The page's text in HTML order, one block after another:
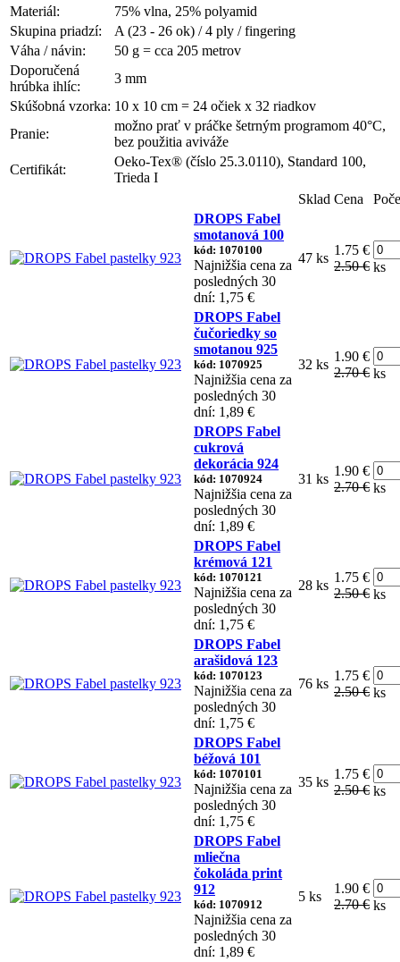
Materiál:
75% vlna, 25% polyamid
Skupina priadzí:
A (23 - 26 ok) / 4 ply / fingering
Váha / návin:
50 g = cca 205 metrov
Doporučená
hrúbka ihlíc:
3 mm
Skúšobná vzorka: 10 x 10 cm = 24 očiek x 32 riadkov
Pranie:
možno prať v práčke šetrným programom 40°C,
bez použitia aviváže
Certifikát:
Oeko-Tex® (číslo 25.3.0110), Standard 100,
Trieda I
Sklad Cena
DROPS Fabel
smotanová 100
kód: 1070100
Najnižšia cena za
posledných 30
dní: 1,75 €
47 ks
1.75 €
2.50 € ks
DROPS Fabel
čučoriedky so
smotanou 925
kód: 1070925
Najnižšia cena za
posledných 30
dní: 1,89 €
32 ks
1.90 €
2.70 € ks
DROPS Fabel
cukrová
dekorácia 924
kód: 1070924
Najnižšia cena za
posledných 30
dní: 1,89 €
31 ks
1.90 €
2.70 € ks
DROPS Fabel
krémová 121
kód: 1070121
Najnižšia cena za
posledných 30
dní: 1,75 €
28 ks
1.75 €
2.50 € ks
DROPS Fabel
arašidová 123
kód: 1070123
Najnižšia cena za
posledných 30
dní: 1,75 €
76 ks
1.75 €
2.50 € ks
DROPS Fabel
béžová 101
kód: 1070101
Najnižšia cena za
posledných 30
dní: 1,75 €
35 ks
1.75 €
2.50 € ks
DROPS Fabel
mliečna
čokoláda print
912
kód: 1070912
Najnižšia cena za
posledných 30
dní: 1,89 €
5 ks
1.90 €
2.70 € ks